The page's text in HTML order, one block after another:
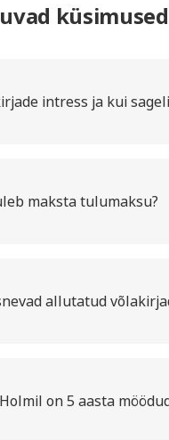
küsimused
intress ja kui
maksta tulumaksu?
allutatud
on 5 aasta